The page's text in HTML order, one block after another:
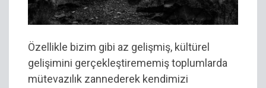
Özellikle bizim gibi az gelişmiş, kültürel
gelişimini gerçekleştirememiş toplumlarda
mütevazılık zannederek kendimizi